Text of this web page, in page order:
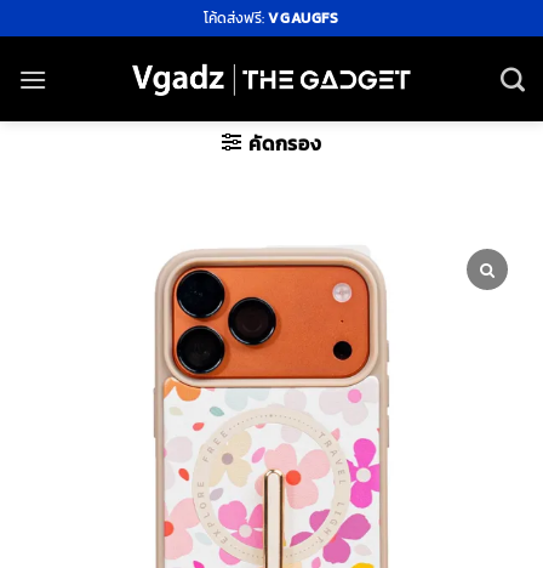
ไป
ยัง
โค้ดส่งฟรี:VGAUGFS
คัดกรอง